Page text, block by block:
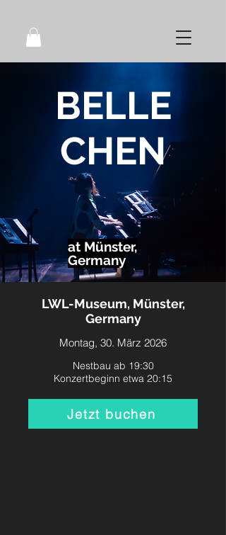
BELLE
CHEN
at Münster,
Germany
LWL-Museum, Münster,
Germany
Montag, 30. März 2026
Nestbau ab 19:30
Konzertbeginn etwa 20:15
Jetzt buchen